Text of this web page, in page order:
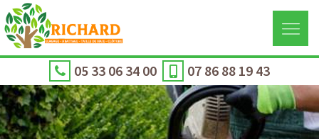
05 33 06 34 00 07 86 88 19 43